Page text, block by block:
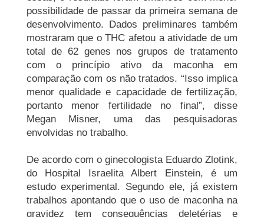
possibilidade de passar da primeira semana de
desenvolvimento. Dados preliminares também
mostraram que o THC afetou a atividade de um
total de 62 genes nos grupos de tratamento
com o princípio ativo da maconha em
comparação com os não tratados. “Isso implica
menor qualidade e capacidade de fertilização,
portanto menor fertilidade no final”, disse
Megan Misner, uma das pesquisadoras
envolvidas no trabalho.
De acordo com o ginecologista EduardoZlotink,
do Hospital Israelita Albert Einstein, é um
estudo experimental. Segundo ele, já existem
trabalhos apontando que o uso de maconha na
gravidez tem consequências deletérias e